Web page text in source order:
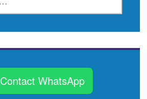
Contact WhatsApp